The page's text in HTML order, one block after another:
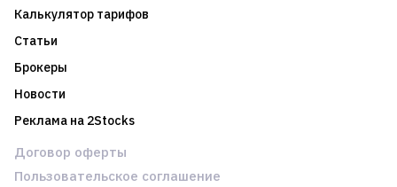
Калькулятор тарифов
Статьи
Брокеры
Новости
Реклама на 2Stocks
Договор оферты
Пользовательское соглашение